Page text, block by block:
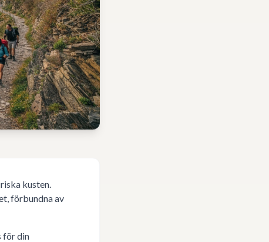
kusten.
förbundna av
för din